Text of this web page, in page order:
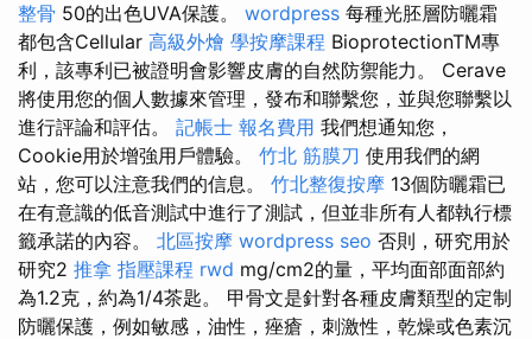
整骨 50的出色UVA保護。 wordpress 每種光胚層防曬霜
都包含Cellular 高級外燴 學按摩課程 BioprotectionTM專
利，該專利已被證明會影響皮膚的自然防禦能力。 Cerave
將使用您的個人數據來管理，發布和聯繫您，並與您聯繫以
進行評論和評估。 記帳士 報名費用 我們想通知您，
Cookie用於增強用戶體驗。 竹北 筋膜刀 使用我們的網
站，您可以注意我們的信息。 竹北整復按摩 13個防曬霜已
在有意識的低音測試中進行了測試，但並非所有人都執行標
籤承諾的內容。 北區按摩 wordpress seo 否則，研究用於
研究2 推拿 指壓課程 rwd mg/cm2的量，平均面部面部約
為1.2克，約為1/4茶匙。 甲骨文是針對各種皮膚類型的定制
防曬保護，例如敏感，油性，痤瘡，刺激性，乾燥或色素沉